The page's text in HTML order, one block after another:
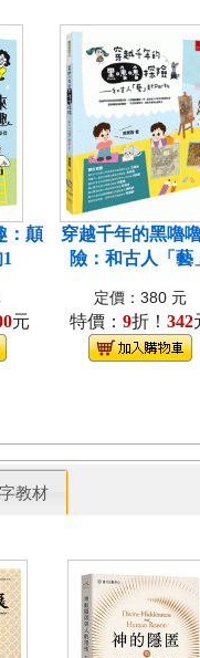
：顛
元
穿越千年的黑嚕
險：和古人「藝
定價：380 元
特價： 9折！ 342
教材